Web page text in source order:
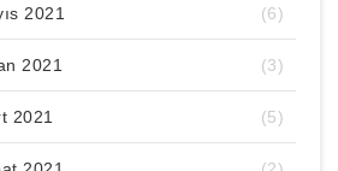
2021 (6)
2021 (3)
2021 (5)